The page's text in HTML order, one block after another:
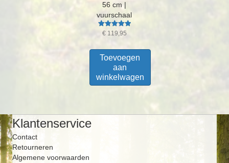
56 cm |
vuurschaal
Gewaardeerd
€119,95
Toevoegen
aan
winkelwagen
Klantenservice
Contact
Retourneren
Algemene voorwaarden